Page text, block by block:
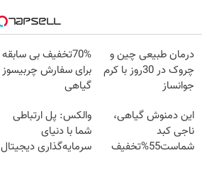
درمان طبیعی چین و
چروک در 30روز با کرم
جوانساز
70%تخفیف بی سابقه
برای سفارش چربیسوز
گیاهی
این دمنوش گیاهی،
ناجی کبد
شماست55%تخفیف
والکس: پل ارتباطی
شما با دنیای
سرمایه‌گذاری دیجیتال